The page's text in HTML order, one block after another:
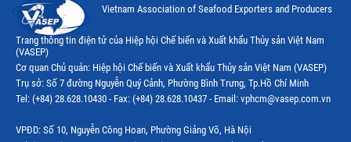
Thị trường Tây Ban Nha
Thị trường thủy sản khác
Thị trường thủy sản thế giới
Vietnam Association of Seafood Exporters and Producers
Trang thông tin điện tử của Hiệp hội Chế biến và Xuất khẩu Thủy sản Việt Nam
(VASEP)
Cơ quan Chủ quản: Hiệp hội Chế biến và Xuất khẩu Thủy sản Việt Nam (VASEP)
Trụ sở: Số 7 đường Nguyễn Quý Cảnh, Phường Bình Trưng, Tp.Hồ Chí Minh
Tel: (+84) 28.628.10430 - Fax: (+84) 28.628.10437 - Email: vphcm@vasep.com.vn
VPĐD: Số 10, Nguyễn Công Hoan, Phường Giảng Võ, Hà Nội